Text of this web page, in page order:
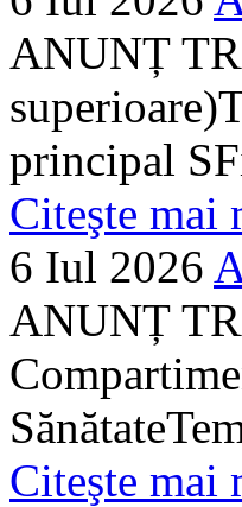
ANUNȚ
principal
Citeşte mai
6 Iul 2026
ANUNȚ
Citeşte mai